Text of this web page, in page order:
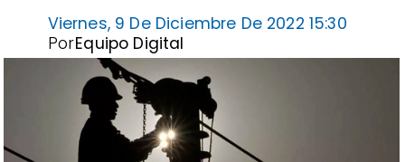
Viernes, 9 De Diciembre De 2022 15:30
Equipo Digital
Por